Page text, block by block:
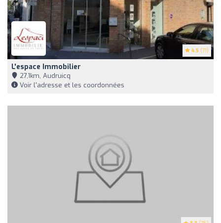
4.5 (71)
L'espace Immobilier
27,1km, Audruicq
Voir l'adresse et les coordonnées